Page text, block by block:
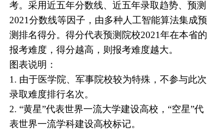
考。采用近五年分数线、近五年录取趋势、预测
2021分数线等因子，由多种人工智能算法集成预
测排名得分。得分代表预测院校2021年在本省的
报考难度，得分越高，则报考难度越大。
图表说明：
1. 由于医学院、军事院校较为特殊，不参与此次
录取难度排行名次。
2. “黄星”代表世界一流大学建设高校，“空星”代
表世界一流学科建设高校标记。